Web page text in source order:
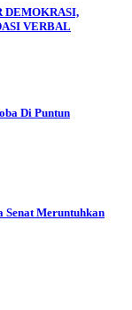
DEMOKRASI,
VERBAL
Di Puntun
Senat Meruntuhkan